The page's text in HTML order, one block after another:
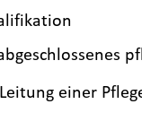
einer